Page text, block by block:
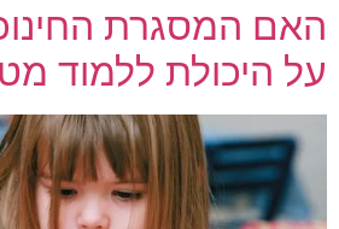
האם המסגרת
על היכולת ללמוד